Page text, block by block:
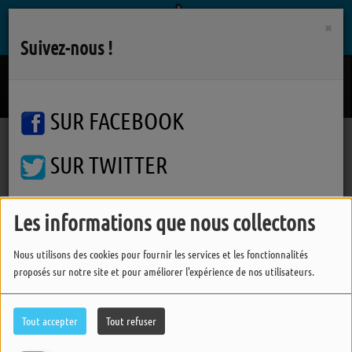
Les informations que nous collectons
Nous utilisons des cookies pour fournir les services et les fonctionnalités
proposés sur notre site et pour améliorer l'expérience de nos utilisateurs.
Tout accepter Tout refuser
Podcasts Accords D'accordéons
Accords d'Accordéons
×
Suivez-nous !
SUR FACEBOOK
SUR TWITTER
SUR INSTAGRAM
FERMER